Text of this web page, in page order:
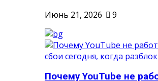
Июнь 21, 2026
9
Почему YouTube не